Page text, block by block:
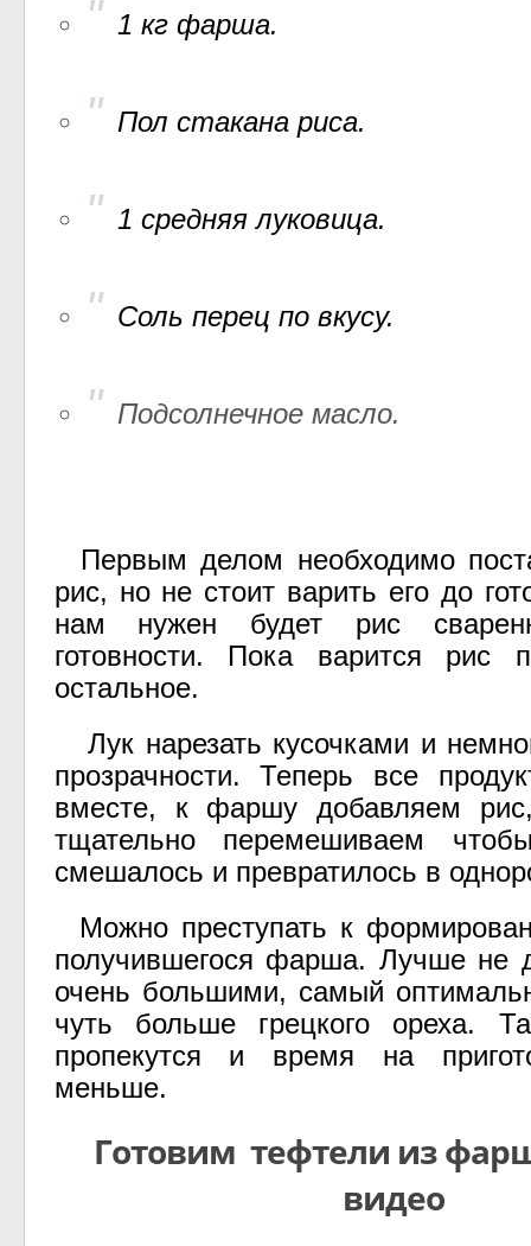
1 кг фарша.
Пол стакана риса.
1 средняя луковица.
Соль перец по вкусу.
Подсолнечное масло.
Первым делом необходимо
рис, но не стоит варить его до
нам нужен будет рис
готовности. Пока варится рис
остальное.
Лук нарезать кусочками и
прозрачности. Теперь все
вместе, к фаршу добавляем
тщательно перемешиваем
смешалось и превратилось в
Можно преступать к
получившегося фарша. Лучше не
очень большими, самый
чуть больше грецкого ореха.
пропекутся и время на
меньше.
Готовим тефтели из
видео